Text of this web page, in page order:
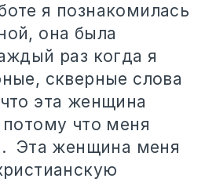
я познакомилась
она была
раз когда я
скверные слова
эта женщина
что меня
Эта женщина меня